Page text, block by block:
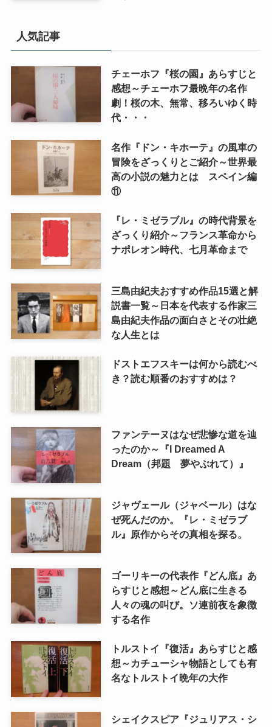
人気記事
チェーホフ『桜の園』あらすじと
感想～チェーホフ最晩年の名作
劇！桜の木、無常、移ろいゆく時
代・・・
名作『ドン・キホーテ』の風車の
冒険をざっくりとご紹介～世界最
高の小説の魅力とは スペイン編
⑪
『レ・ミゼラブル』の時代背景を
ざっくり紹介～フランス革命から
ナポレオン時代、七月革命まで
三島由紀夫おすすめ作品15選と解
説書一覧～日本を代表する作家三
島由紀夫作品の面白さとその壮絶
な人生とは
ドストエフスキーは何から読むべ
き？読む順番のおすすめは？
ファンテーヌはなぜ悲惨な道を辿
ったのか～『I Dreamed A
Dream（邦題 夢やぶれて）』
ジャヴェール（ジャベール）はな
ぜ死んだのか。『レ・ミゼラブ
ル』原作からその真相を探る。
ゴーリキーの代表作『どん底』あ
らすじと感想～どん底に生きる
人々の魂の叫び。ソ連前夜を象徴
する名作
トルストイ『復活』あらすじと感
想～カチューシャ物語としても有
名なトルストイ晩年の大作
シェイクスピア『ジュリアス・シ